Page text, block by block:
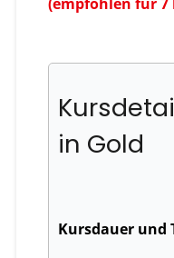
in Gold
Kursdauer und